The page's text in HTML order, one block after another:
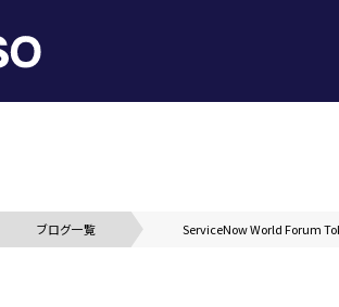
ブログ一覧 ServiceNow World Forum